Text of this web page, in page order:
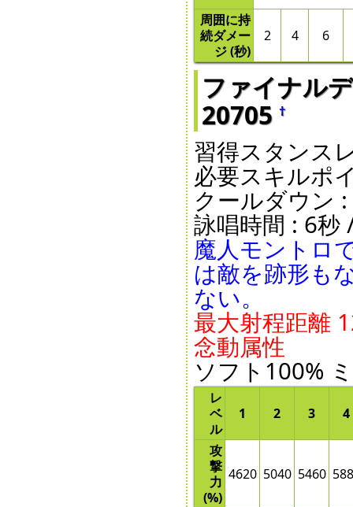
周囲に持
続ダメー
ジ (秒)
2 4 6
ファイナル
20705 †
習得スタンス
必要スキルポ
クールダウン
詠唱時間 : 6秒
魔人モントロ
は敵を跡形も
ない。
最大射程距離
念動属性
ソフト100%
レ
ベ
ル
1 2 3 4
攻
撃
力
(%)
4620 5040 5460